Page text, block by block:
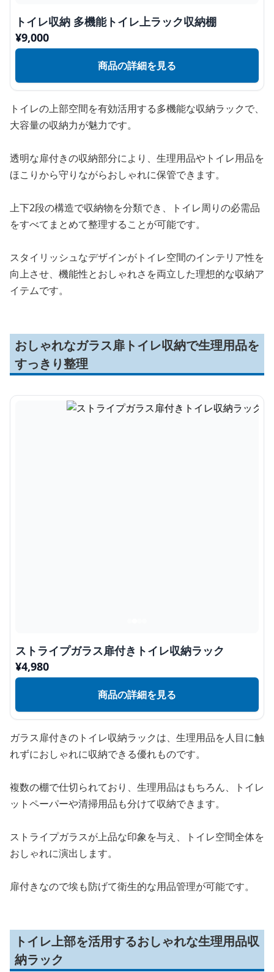
トイレ収納 多機能トイレ上ラック収納棚
¥9,000
商品の詳細を見る
トイレの上部空間を有効活用する多機能な収納ラックで、
大容量の収納力が魅力です。
透明な扉付きの収納部分により、生理用品やトイレ用品を
ほこりから守りながらおしゃれに保管できます。
上下2段の構造で収納物を分類でき、トイレ周りの必需品
をすべてまとめて整理することが可能です。
スタイリッシュなデザインがトイレ空間のインテリア性を
向上させ、機能性とおしゃれさを両立した理想的な収納ア
イテムです。
おしゃれなガラス扉トイレ収納で生理用品を
すっきり整理
ストライプガラス扉付きトイレ収納ラック
¥4,980
商品の詳細を見る
ガラス扉付きのトイレ収納ラックは、生理用品を人目に触
れずにおしゃれに収納できる優れものです。
複数の棚で仕切られており、生理用品はもちろん、トイレ
ットペーパーや清掃用品も分けて収納できます。
ストライプガラスが上品な印象を与え、トイレ空間全体を
おしゃれに演出します。
扉付きなので埃も防げて衛生的な用品管理が可能です。
トイレ上部を活用するおしゃれな生理用品収
納ラック